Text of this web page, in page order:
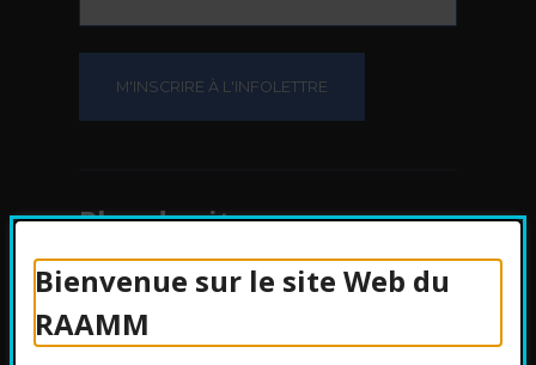
Bienvenue sur le site Web du
RAAMM
Plan du site
Protection des
renseignements